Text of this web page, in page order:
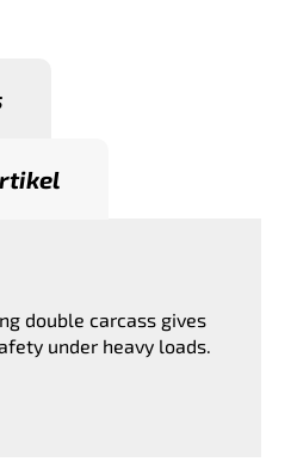
double carcass gives
under heavy loads.